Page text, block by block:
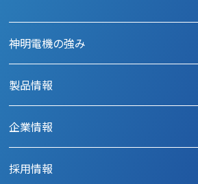
神明電機の強み
製品情報
事務機器
企業情報
採用情報